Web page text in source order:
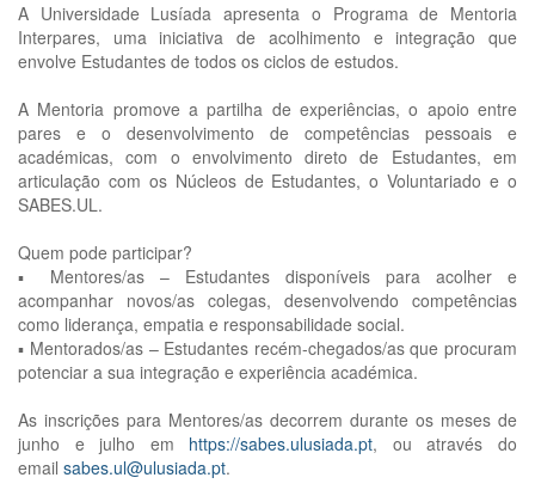
A Universidade Lusíada apresenta o Programa de Mentoria
Interpares, uma iniciativa de acolhimento e integração que
envolve Estudantes de todos os ciclos de estudos.
A Mentoria promove a partilha de experiências, o apoio entre
pares e o desenvolvimento de competências pessoais e
académicas, com o envolvimento direto de Estudantes, em
articulação com os Núcleos de Estudantes, o Voluntariado e o
SABES.UL.
Quem pode participar?
▪ Mentores/as – Estudantes disponíveis para acolher e
acompanhar novos/as colegas, desenvolvendo competências
como liderança, empatia e responsabilidade social.
▪ Mentorados/as – Estudantes recém-chegados/as que procuram
potenciar a sua integração e experiência académica.
As inscrições para Mentores/as decorrem durante os meses de
junho e julho em https://sabes.ulusiada.pt, ou através do
email sabes.ul@ulusiada.pt.